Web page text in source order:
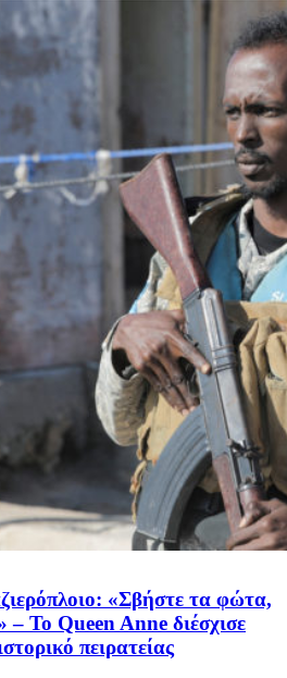
«Σβήστε τα φώτα,
– Το Queen Anne διέσχισε
πειρατείας